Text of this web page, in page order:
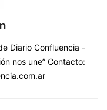
Diario Confluencia -
nos une” Contacto: